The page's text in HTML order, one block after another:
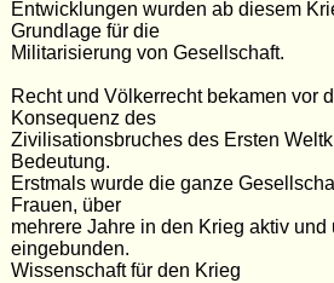
Entwicklungen wurden ab diesem
Grundlage für die
Militarisierung von Gesellschaft.
Recht und Völkerrecht bekamen vor
Konsequenz des
Zivilisationsbruches des Ersten
Bedeutung.
Erstmals wurde die ganze
Frauen, über
mehrere Jahre in den Krieg aktiv und
eingebunden.
Wissenschaft für den Krieg